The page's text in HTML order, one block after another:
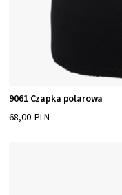
9061 Czapka polarowa
68,00 PLN